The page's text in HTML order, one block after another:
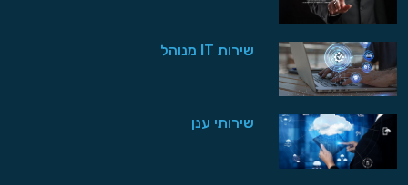
שירות IT מנוהל
שירותי ענן